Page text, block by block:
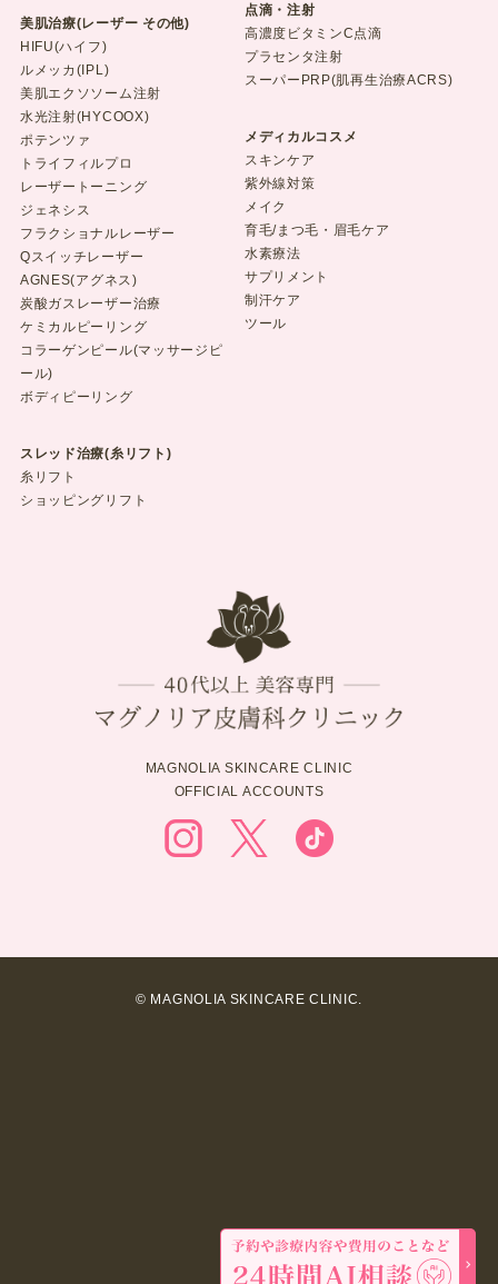
美肌治療(レーザー その他)
HIFU(ハイフ)
ルメッカ(IPL)
美肌エクソソーム注射
水光注射(HYCOOX)
ポテンツァ
トライフィルプロ
レーザートーニング
ジェネシス
フラクショナルレーザー
Qスイッチレーザー
AGNES(アグネス)
炭酸ガスレーザー治療
ケミカルピーリング
コラーゲンピール(マッサージピ
ール)
ボディピーリング
スレッド治療(糸リフト)
糸リフト
ショッピングリフト
点滴・注射
高濃度ビタミンC点滴
プラセンタ注射
スーパーPRP(肌再生治療ACRS)
メディカルコスメ
スキンケア
紫外線対策
メイク
育毛/まつ毛・眉毛ケア
水素療法
サプリメント
制汗ケア
ツール
MAGNOLIA SKINCARE CLINIC
OFFICIAL ACCOUNTS
© MAGNOLIA SKINCARE CLINIC.